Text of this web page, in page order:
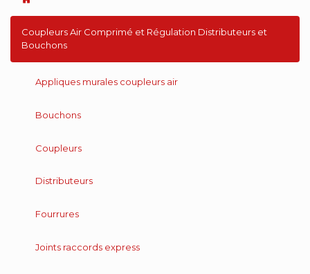
Coupleurs Air Comprimé et Régulation Distributeurs et
Bouchons
Appliques murales coupleurs air
Bouchons
Coupleurs
Distributeurs
Fourrures
Joints raccords express